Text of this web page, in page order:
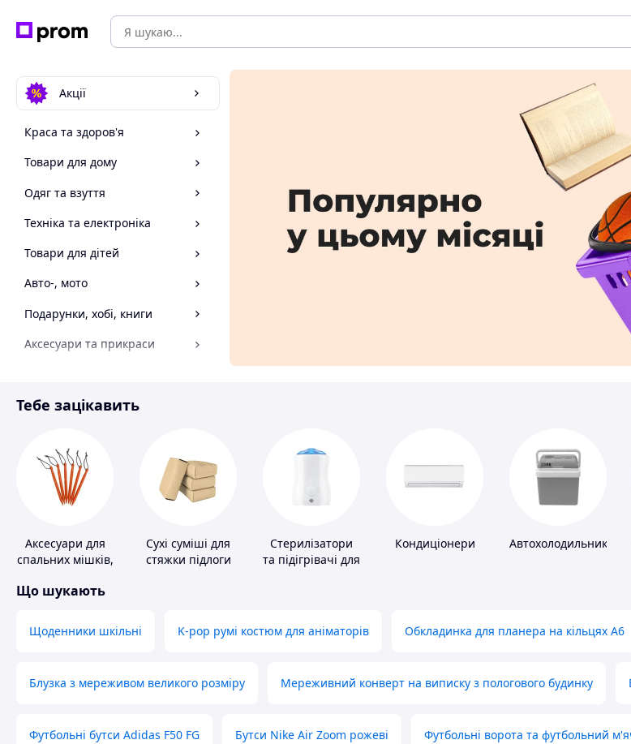
Акції
Краса та здоров'я
Товари для дому
Одяг та взуття
Техніка та електроніка
Товари для дітей
Авто-, мото
Подарунки, хобі, книги
Аксесуари та прикраси
Спорт і відпочинок
Тебе зацікавить
Аксесуари для
спальних мішків,
наметів
Сухі суміші для
стяжки підлоги
Стерилізатори
та підігрівачі для
Кондиціонери Автохолодильники
Що шукають
Щоденники шкільні K-pop румі костюм для аніматорів Обкладинка для планера на кільцях А6
Блузка з мереживом великого розміру Мереживний конверт на виписку з пологового будинку
Футбольні бутси Adidas F50 FG Бутси Nike Air Zoom рожеві Футбольні ворота та футбольний